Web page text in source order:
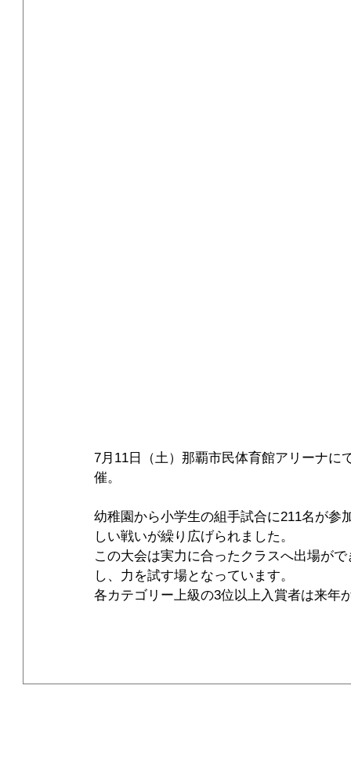
7月11日（土）那覇市民体育館アリーナに
催。
幼稚園から小学生の組手試合に211名が参
しい戦いが繰り広げられました。
この大会は実力に合ったクラスへ出場が
し、力を試す場となっています。
各カテゴリー上級の3位以上入賞者は来